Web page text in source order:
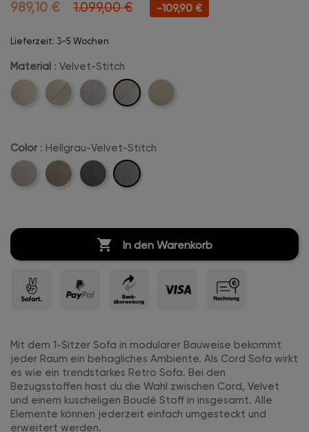
989,10 € 1.099,00 € -109,90 €
Lieferzeit: 3-5 Wochen
Material : Velvet-Stitch
Cord
Cord-
Velvet
Velvet-
Stitch
Boucle
Color : Hellgrau-Velvet-Stitch
Beige-
Camel-Anthrazit-Hellgrau-
Velvet-
 In den Warenkorb
Mit dem 1-Sitzer Sofa in modularer Bauweise bekommt
jeder Raum ein behagliches Ambiente. Als Cord Sofa wirkt
es wie ein trendstarkes Retro Sofa. Bei den
Bezugsstoffen hast du die Wahl zwischen Cord, Velvet
und einem kuscheligen Bouclé Stoff in insgesamt. Alle
Elemente können jederzeit einfach umgesteckt und
erweitert werden.